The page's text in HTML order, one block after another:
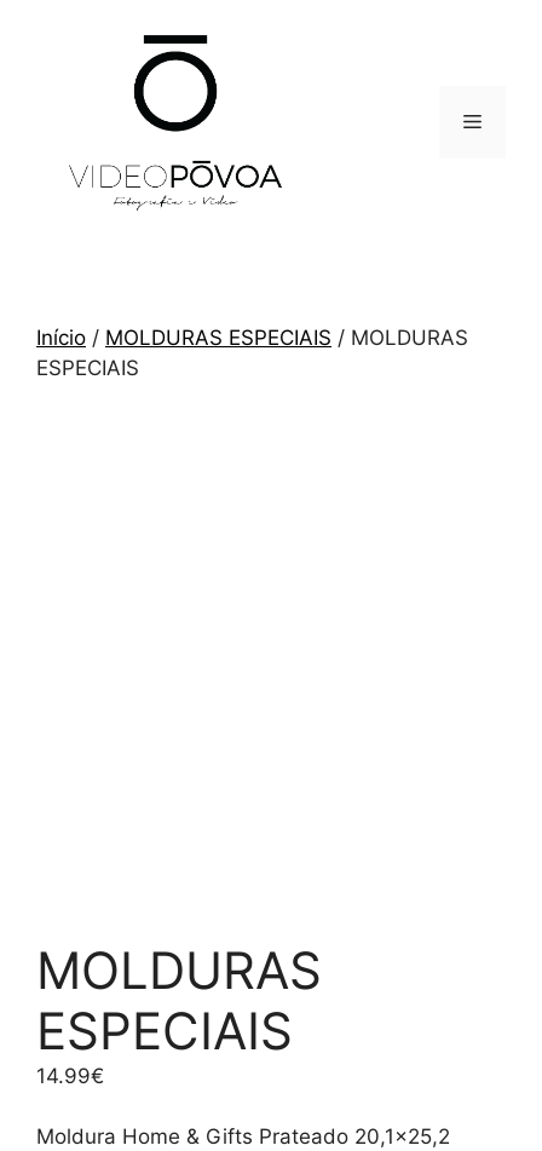
Menu
Início / MOLDURAS ESPECIAIS / MOLDURAS
ESPECIAIS
MOLDURAS
ESPECIAIS
14.99€
Moldura Home & Gifts Prateado 20,1×25,2